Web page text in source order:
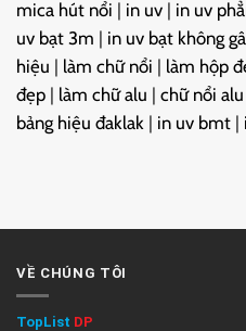
mica hút nổi | in uv | in uv
uv bạt 3m | in uv bạt không
hiệu | làm chữ nổi | làm hộp
đẹp | làm chữ alu | chữ nổi alu
bảng hiệu đaklak | in uv bmt |
VỀ CHÚNG TÔI
TopList DP